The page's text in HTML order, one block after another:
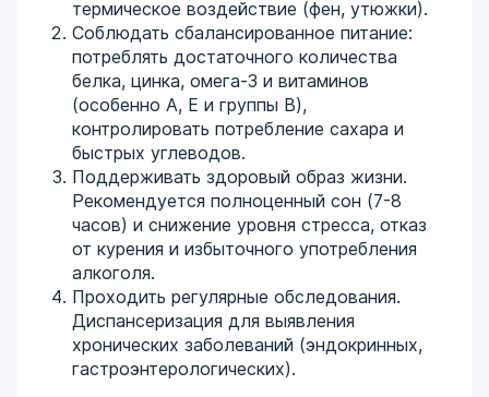
термическое воздействие (фен, утюжки).
Соблюдать сбалансированное питание:
потреблять достаточного количества
белка, цинка, омега-3 и витаминов
(особенно A, E и группы B),
контролировать потребление сахара и
быстрых углеводов.
Поддерживать здоровый образ жизни.
Рекомендуется полноценный сон (7-8
часов) и снижение уровня стресса, отказ
от курения и избыточного употребления
алкоголя.
Проходить регулярные обследования.
Диспансеризация для выявления
хронических заболеваний (эндокринных,
гастроэнтерологических).